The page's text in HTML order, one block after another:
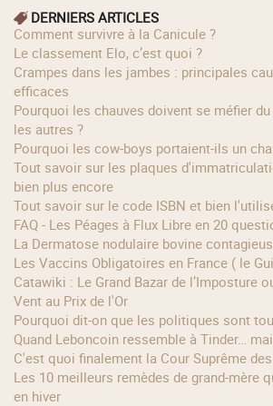
DERNIERS ARTICLES
Comment survivre à la Canicule ?
Le classement Elo, c’est quoi ?
Crampes dans les jambes : principales causes et solutions
efficaces
Pourquoi les chauves doivent se méfier du soleil bien plus que
les autres ?
Pourquoi les cow‑boys portaient‑ils un
Tout savoir sur les plaques d'immatriculation françaises et
bien plus encore
Tout savoir sur le code ISBN et bien
FAQ - Les Péages à Flux Libre en 20
La Dermatose nodulaire bovine
Les Vaccins Obligatoires en France ( le
Catawiki : Le Grand Bazar de l’Imposture ou l'Art de Vendre du
Vent au Prix de l'Or
Pourquoi dit-on que les politiques sont
Quand Leboncoin ressemble à Tinder…
C'est quoi finalement la Cour Suprême
Les 10 meilleurs remèdes de grand-mère qu'il faut connaître
en hiver